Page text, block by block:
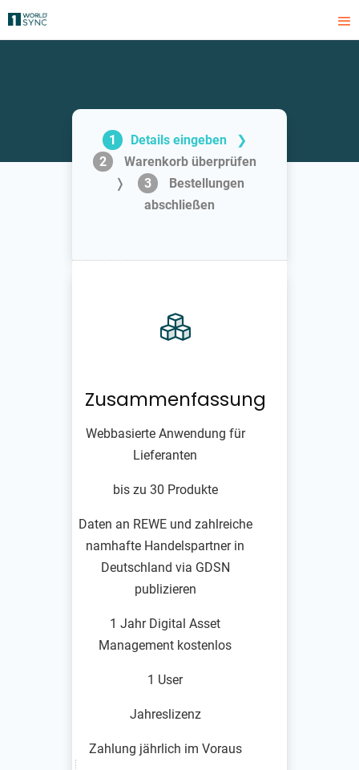
1 Details eingeben ❯
2
Warenkorb überprüfen
❭
3
Bestellungen
abschließen
Zusammenfassung
Webbasierte Anwendung für
Lieferanten
bis zu 30 Produkte
Daten an REWE und zahlreiche
namhafte Handelspartner in
Deutschland via GDSN
publizieren
1 Jahr Digital Asset
Management kostenlos
1 User
Jahreslizenz
Zahlung jährlich im Voraus